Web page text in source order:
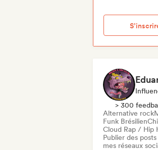
> 300
Alternative rock
Funk Brésilien
Cloud Rap / Hip
Publier des
mes réseaux